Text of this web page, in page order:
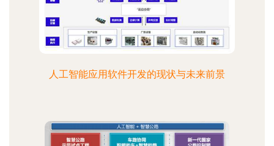
人工智能应用软件开发的现状与未来前景